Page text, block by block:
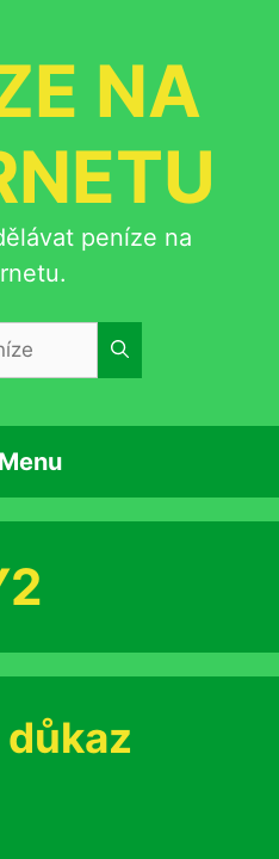
NA
peníze na
Menu
důkaz